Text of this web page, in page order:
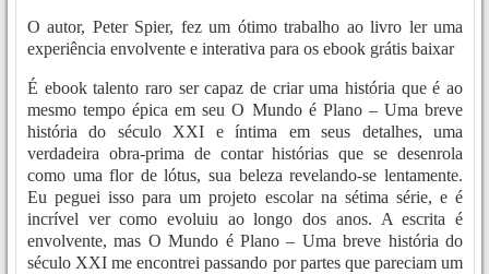
O autor, Peter Spier, fez um ótimo trabalho ao livro ler uma
experiência envolvente e interativa para os ebook grátis baixar
É ebook talento raro ser capaz de criar uma história que é ao
mesmo tempo épica em seu O Mundo é Plano – Uma breve
história do século XXI e íntima em seus detalhes, uma
verdadeira obra-prima de contar histórias que se desenrola
como uma flor de lótus, sua beleza revelando-se lentamente.
Eu peguei isso para um projeto escolar na sétima série, e é
incrível ver como evoluiu ao longo dos anos. A escrita é
envolvente, mas O Mundo é Plano – Uma breve história do
século XXI me encontrei passando por partes que pareciam um